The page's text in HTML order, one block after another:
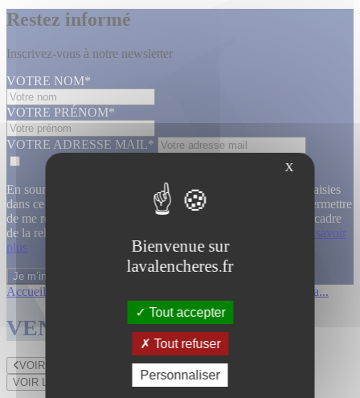
Restez informé
Inscrivez-vous à notre newsletter
VOTRE NOM*
VOTRE PRÉNOM*
VOTRE ADRESSE MAIL*
En soumettant ce formulaire, j’accepte que les informations saisies
dans ce formulaire soient utilisées, exploitées, traitées pour permettre
de me recontacter, pour m’envoyer des informations, dans le cadre
de la relation commerciale qui découle de cette demande.
En savoir
plus
Accueil Affiches cinema...
VENTES TERMINÉES
VOIR LE LOT PRÉCÉDENT
VOIR LE LOT SUIVANT
X
Bienvenue sur
lavalencheres.fr
Tout accepter
Tout refuser
Personnaliser